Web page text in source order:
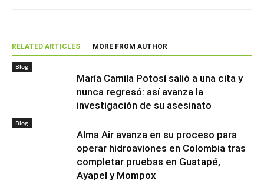
RELATED ARTICLES MORE FROM AUTHOR
Blog
María Camila Potosí salió a una cita y
nunca regresó: así avanza la
investigación de su asesinato
Blog
Alma Air avanza en su proceso para
operar hidroaviones en Colombia tras
completar pruebas en Guatapé,
Ayapel y Mompox